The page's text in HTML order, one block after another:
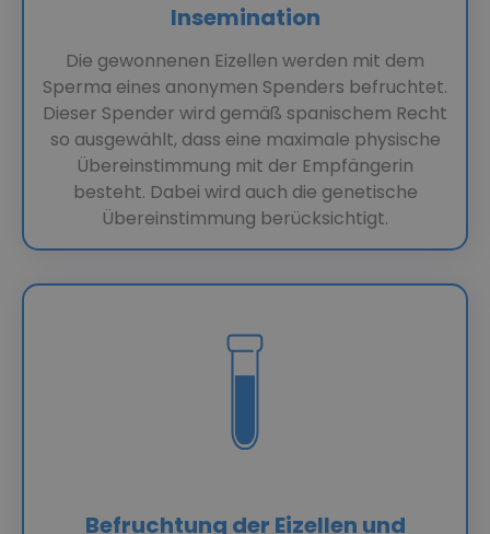
Insemination
Die gewonnenen Eizellen werden mit dem
Sperma eines anonymen Spenders befruchtet.
Dieser Spender wird gemäß spanischem Recht
so ausgewählt, dass eine maximale physische
Übereinstimmung mit der Empfängerin
besteht. Dabei wird auch die genetische
Übereinstimmung berücksichtigt.
Befruchtung der Eizellen und